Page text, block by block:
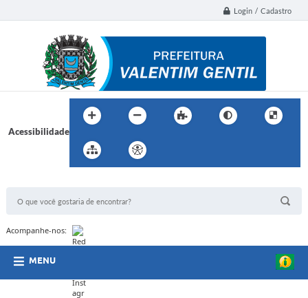
Login / Cadastro
Acessibilidade
Acompanhe-nos:
MENU